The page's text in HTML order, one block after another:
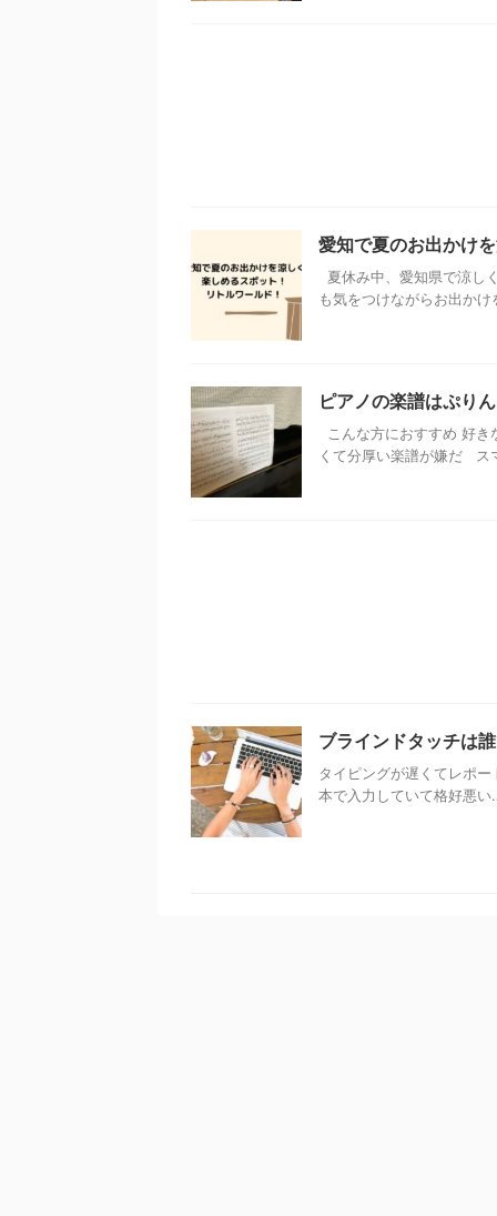
愛知で夏のお出かけ
夏休み中、愛知県で涼し
も気をつけながらお出か
ピアノの楽譜はぷり
こんな方におすすめ 好き
くて分厚い楽譜が嫌だ ス
ブラインドタッチは
タイピングが遅くてレポ
本で入力していて格好悪